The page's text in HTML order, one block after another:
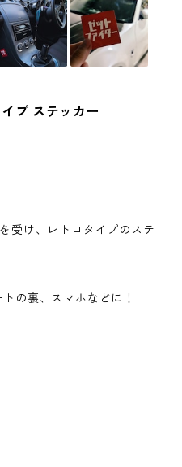
プ ステッカー
受け、レトロタイプのステ
の裏、スマホなどに！